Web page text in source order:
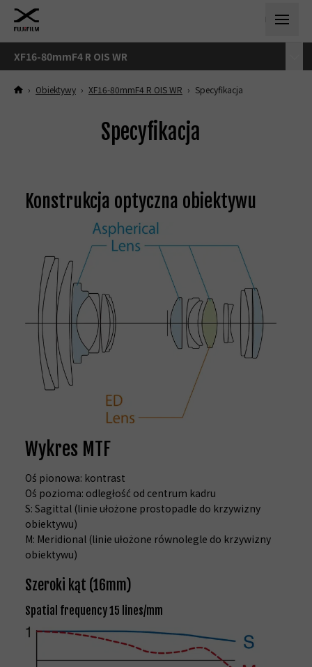
XF16-80mmF4 R OIS WR
› Obiektywy › XF16-80mmF4 R OIS WR › Specyfikacja
Specyfikacja
Konstrukcja optyczna obiektywu
Wykres MTF
Oś pionowa: kontrast
Oś pozioma: odległość od centrum kadru
S: Sagittal (linie ułożone prostopadle do krzywizny
obiektywu)
M: Meridional (linie ułożone równolegle do krzywizny
obiektywu)
Szeroki kąt (16mm)
Spatial frequency 15 lines/mm